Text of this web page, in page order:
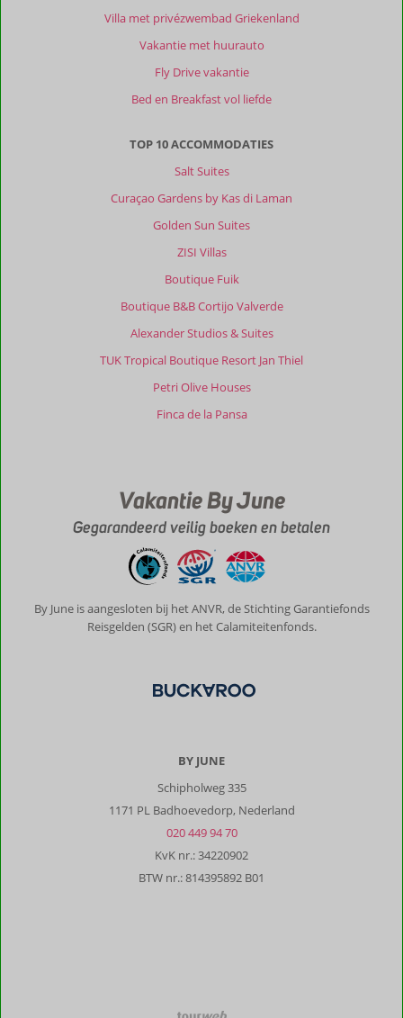
Villa met privézwembad Griekenland
Vakantie met huurauto
Fly Drive vakantie
Bed en Breakfast vol liefde
TOP 10 ACCOMMODATIES
Salt Suites
Curaçao Gardens by Kas di Laman
Golden Sun Suites
ZISI Villas
Boutique Fuik
Boutique B&B Cortijo Valverde
Alexander Studios & Suites
TUK Tropical Boutique Resort Jan Thiel
Petri Olive Houses
Finca de la Pansa
Vakantie By June
Gegarandeerd veilig boeken en betalen
By June is aangesloten bij het ANVR, de Stichting Garantiefonds
Reisgelden (SGR) en het Calamiteitenfonds.
BY JUNE
Schipholweg 335
1171 PL Badhoevedorp, Nederland
020 449 94 70
KvK nr.: 34220902
BTW nr.: 814395892 B01